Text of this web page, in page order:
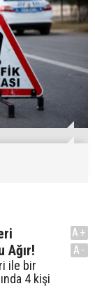
Ağır!
ile bir
4 kişi
A+
A-